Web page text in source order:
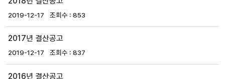
2019-12-17 853
2017년 결산공고
2019-12-17 837
2016년 결산공고